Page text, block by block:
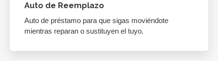
Auto de Reemplazo
Auto de préstamo para que sigas moviéndote
mientras reparan o sustituyen el tuyo.